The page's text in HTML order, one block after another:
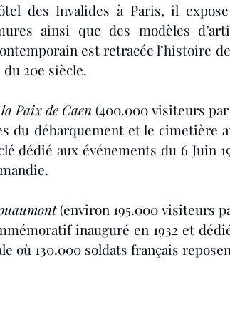
des Invalides à Paris, il
ainsi que des modèles
est retracée l’histoire
20e siècle.
Paix de Caen (400.000 visiteurs
du débarquement et le cimetière
dédié aux événements du 6 Juin
(environ 195.000 visiteurs
inauguré en 1932 et
où 130.000 soldats français